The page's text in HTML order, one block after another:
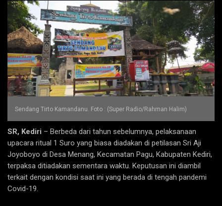
Sendang Tirto Kamandanu. Foto : (Super Radio/Rahman Halim)
SR, Kediri – Berbeda dari tahun sebelumnya, pelaksanaan
upacara ritual 1 Suro yang biasa diadakan di petilasan Sri Aji
Joyoboyo di Desa Menang, Kecamatan Pagu, Kabupaten Kediri,
terpaksa ditiadakan sementara waktu. Keputusan ini diambil
terkait dengan kondisi saat ini yang berada di tengah pandemi
Covid-19.